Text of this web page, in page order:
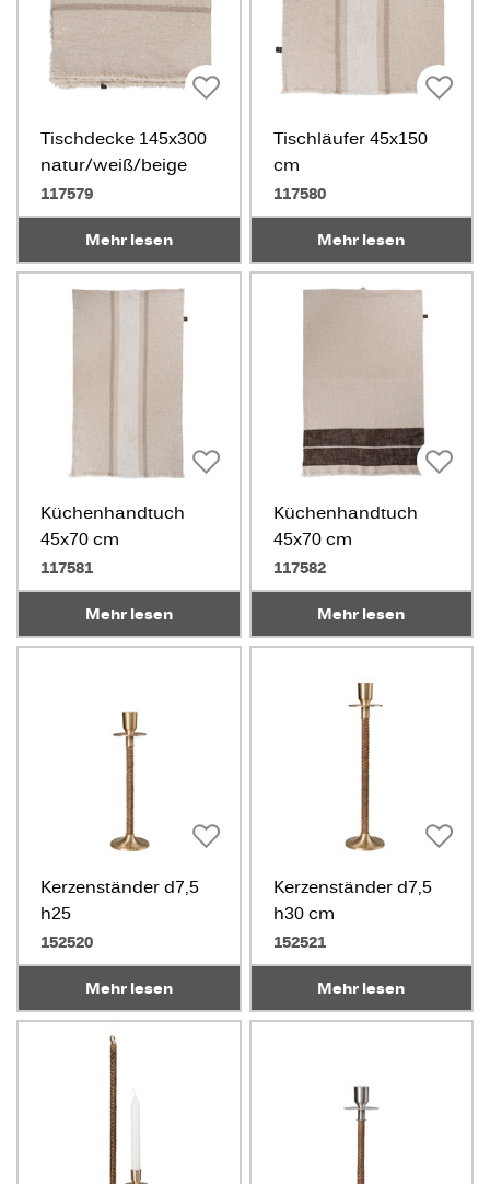
Tischdecke 145x300
natur/weiß/beige
117579
Mehr lesen
Tischläufer 45x150
cm
natur/weiß/beige
117580
Mehr lesen
Küchenhandtuch
45x70 cm
natur/weiß/beige
117581
Mehr lesen
Küchenhandtuch
45x70 cm
natur/weiß/braun
117582
Mehr lesen
Kerzenständer d7,5
h25
Messing/geflochten
152520
Mehr lesen
Kerzenständer d7,5
h30 cm
Messing/geflochten
152521
Mehr lesen